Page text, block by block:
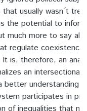
that usually wasn ́t
the potential to
much more to say
regulate coexistence
is, therefore, an
an intersectional
better understanding
participates in